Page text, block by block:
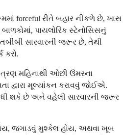
forceful રીતે બહાર નીકળે છે, ખાસ
પાયલોરિક સ્ટેનોસિસનું
સારવારની જરૂર છે, તેથી
કરો.
ત્રણ મહિનાથી ઓછી ઉંમરના
દ્વારા મૂલ્યાંકન કરાવવું જોઈએ.
શકે છે અને વહેલી સારવારની જરૂર
જગાડવું મુશ્કેલ હોય, અથવા ખૂબ